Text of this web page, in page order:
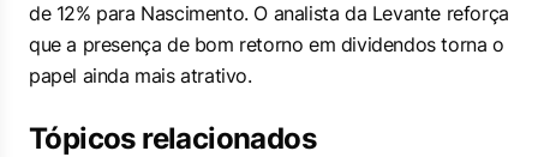
de 12% para Nascimento. O analista da Levante reforça
que a presença de bom retorno em dividendos torna o
papel ainda mais atrativo.
Tópicos relacionados